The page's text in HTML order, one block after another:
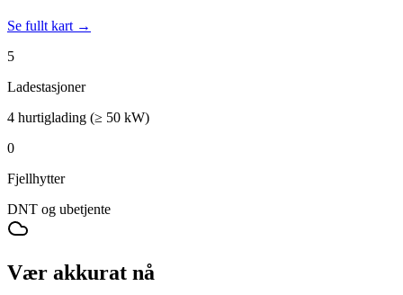
Se fullt kart →
5
Ladestasjoner
4 hurtiglading (≥ 50 kW)
0
Fjellhytter
DNT og ubetjente
Vær akkurat nå